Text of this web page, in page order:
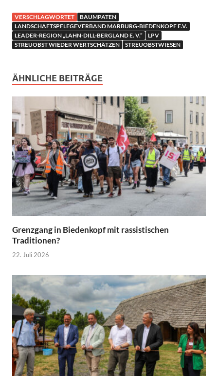
VERSCHLAGWORTET
BAUMPATEN
LANDSCHAFTSPFLEGEVERBAND MARBURG-BIEDENKOPF E.V.
LEADER-REGION „LAHN-DILL-BERGLAND E. V.“
LPV
STREUOBST WIEDER WERTSCHÄTZEN
STREUOBSTWIESEN
ÄHNLICHE BEITRÄGE
Grenzgang in Biedenkopf mit rassistischen
Traditionen?
22. Juli 2026